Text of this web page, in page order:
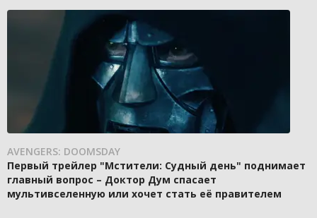
AVENGERS: DOOMSDAY
Первый трейлер "Мстители: Судный день" поднимает
главный вопрос – Доктор Дум спасает
мультивселенную или хочет стать её правителем